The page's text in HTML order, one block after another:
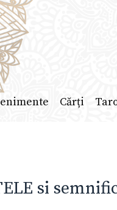
Cărți
si